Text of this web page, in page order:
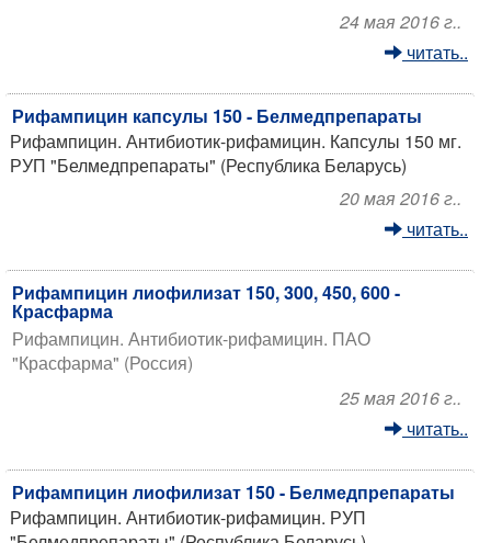
24 мая 2016 г..
читать..
Рифампицин капсулы 150 - Белмедпрепараты
Рифампицин. Антибиотик-рифамицин. Капсулы 150 мг.
РУП "Белмедпрепараты" (Республика Беларусь)
20 мая 2016 г..
читать..
Рифампицин лиофилизат 150, 300, 450, 600 -
Красфарма
Рифампицин. Антибиотик-рифамицин. ПАО
"Красфарма" (Россия)
25 мая 2016 г..
читать..
Рифампицин лиофилизат 150 - Белмедпрепараты
Рифампицин. Антибиотик-рифамицин. РУП